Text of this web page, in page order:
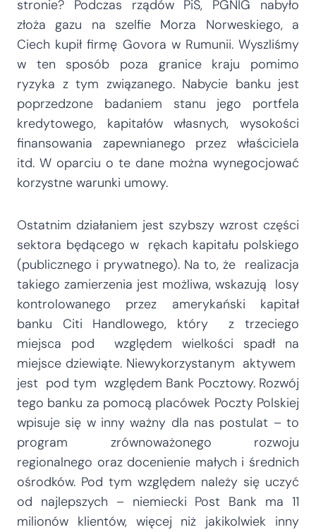
stronie? Podczas rządów PiS, PGNIG nabyło
złoża gazu na szelfie Morza Norweskiego, a
Ciech kupił firmę Govora w Rumunii. Wyszliśmy
w ten sposób poza granice kraju pomimo
ryzyka z tym związanego. Nabycie banku jest
poprzedzone badaniem stanu jego portfela
kredytowego, kapitałów własnych, wysokości
finansowania zapewnianego przez właściciela
itd. W oparciu o te dane można wynegocjować
korzystne warunki umowy.
Ostatnim działaniem jest szybszy wzrost części
sektora będącego w rękach kapitału polskiego
(publicznego i prywatnego). Na to, że realizacja
takiego zamierzenia jest możliwa, wskazują losy
kontrolowanego przez amerykański kapitał
banku Citi Handlowego, który z trzeciego
miejsca pod względem wielkości spadł na
miejsce dziewiąte. Niewykorzystanym aktywem
jest pod tym względem Bank Pocztowy. Rozwój
tego banku za pomocą placówek Poczty Polskiej
wpisuje się w inny ważny dla nas postulat – to
program zrównoważonego rozwoju
regionalnego oraz docenienie małych i średnich
ośrodków. Pod tym względem należy się uczyć
od najlepszych – niemiecki Post Bank ma 11
milionów klientów, więcej niż jakikolwiek inny